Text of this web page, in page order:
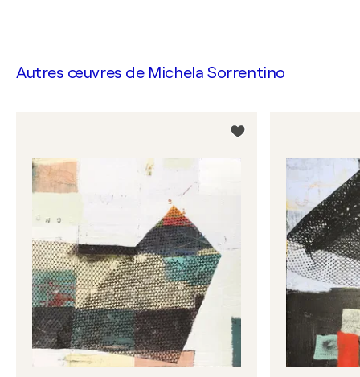
Autres œuvres de Michela Sorrentino